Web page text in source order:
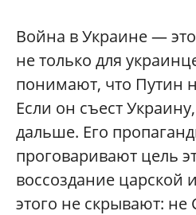
Война в Украине —
не только для
понимают, что Путин
Если он съест
дальше. Его
проговаривают цель
воссоздание
этого не скрывают: не